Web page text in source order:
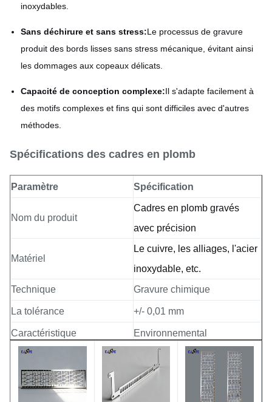
inoxydables.
Sans déchirure et sans stress:Le processus de gravure
produit des bords lisses sans stress mécanique, évitant ainsi
les dommages aux copeaux délicats.
Capacité de conception complexe:Il s'adapte facilement à
des motifs complexes et fins qui sont difficiles avec d'autres
méthodes.
Spécifications des cadres en plomb
Paramètre Spécification
Nom du produit
Cadres en plomb gravés
avec précision
Matériel
Le cuivre, les alliages, l'acier
inoxydable, etc.
Technique
Gravure chimique
La tolérance +/- 0,01 mm
Caractéristique Environnemental
Quantité de produit Peut être négocié
Options de revêtement
Plaquage à l'or, à l'argent, à
l'étain, au nickel